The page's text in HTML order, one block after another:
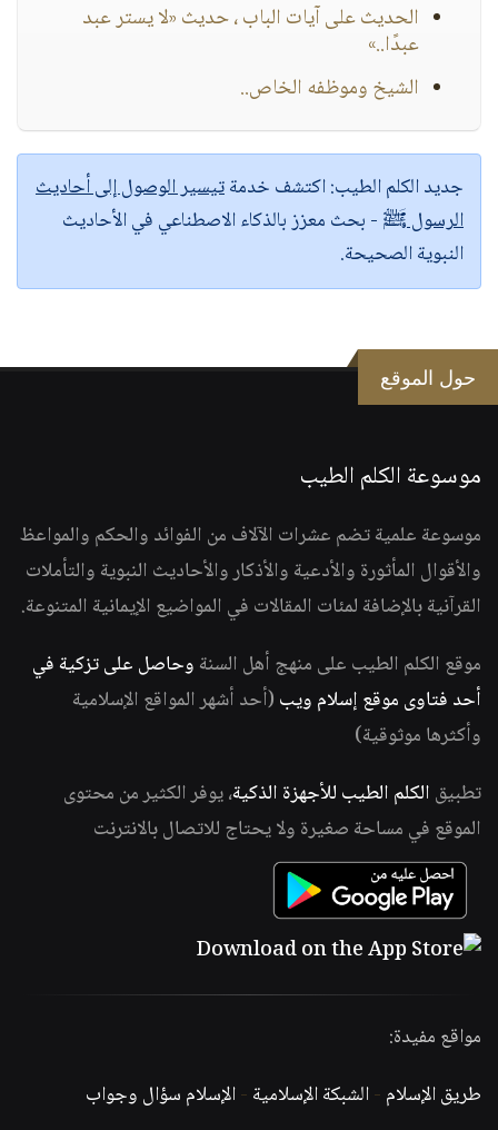
الحديث على آيات الباب ، حديث «لا يستر عبد
عبدًا..»
الشيخ وموظفه الخاص..
جديد الكلم الطيب:اكتشف خدمةتيسير الوصول إلى أحاديث
الرسول ﷺ - بحث معزز بالذكاء الاصطناعي في الأحاديث
النبوية الصحيحة.
حول الموقع
موسوعة الكلم الطيب
موسوعة علمية تضم عشرات الآلاف من الفوائد والحكم والمواعظ
والأقوال المأثورة والأدعية والأذكار والأحاديث النبوية والتأملات
القرآنية بالإضافة لمئات المقالات في المواضيع الإيمانية المتنوعة.
موقع الكلم الطيب على منهج أهل السنة وحاصل على تزكية في
أحد فتاوى موقع إسلام ويب (أحد أشهر المواقع الإسلامية
وأكثرها موثوقية)
تطبيق الكلم الطيب للأجهزة الذكية، يوفر الكثير من محتوى
الموقع في مساحة صغيرة ولا يحتاج للاتصال بالانترنت
مواقع مفيدة:
طريق الإسلام -الشبكة الإسلامية -الإسلام سؤال وجواب